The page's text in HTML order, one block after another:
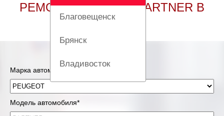
Благовещенск
Брянск
Владивосток
Екатеринбург
РЕМОНТ PEUGEOT PARTNER В
МОСКВЕ
Марка автомобиля*
Модель автомобиля*